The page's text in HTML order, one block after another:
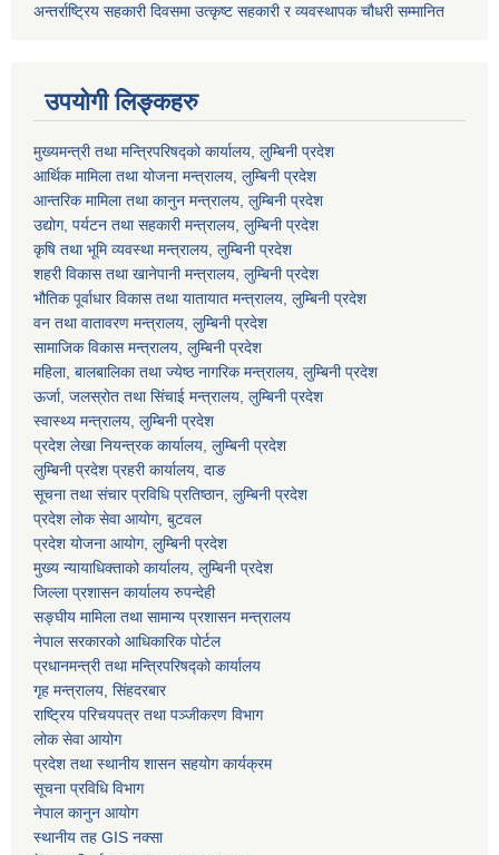
अन्तर्राष्ट्रिय सहकारी दिवसमा उत्कृष्ट सहकारी र व्यवस्थापक चौधरी सम्मानित
उपयोगी लिङ्कहरु
मुख्यमन्त्री तथा मन्त्रिपरिषद्को कार्यालय, लुम्बिनी प्रदेश
आर्थिक मामिला तथा योजना मन्त्रालय, लुम्बिनी प्रदेश
आन्तरिक मामिला तथा कानुन मन्त्रालय, लुम्बिनी प्रदेश
उद्योग, पर्यटन तथा सहकारी मन्त्रालय, लुम्बिनी प्रदेश
कृषि तथा भूमि व्यवस्था मन्त्रालय, लुम्बिनी प्रदेश
शहरी विकास तथा खानेपानी मन्त्रालय, लुम्बिनी प्रदेश
भौतिक पूर्वाधार विकास तथा यातायात मन्त्रालय, लुम्बिनी प्रदेश
वन तथा वातावरण मन्त्रालय, लुम्बिनी प्रदेश
सामाजिक विकास मन्त्रालय, लुम्बिनी प्रदेश
महिला, बालबालिका तथा ज्येष्ठ नागरिक मन्त्रालय, लुम्बिनी प्रदेश
ऊर्जा, जलस्रोत तथा सिंचाई मन्त्रालय, लुम्बिनी प्रदेश
स्वास्थ्य मन्त्रालय, लुम्बिनी प्रदेश
प्रदेश लेखा नियन्त्रक कार्यालय, लुम्बिनी प्रदेश
लुम्बिनी प्रदेश प्रहरी कार्यालय, दाङ
सूचना तथा संचार प्रविधि प्रतिष्ठान, लुम्बिनी प्रदेश
प्रदेश लोक सेवा आयोग, बुटवल
प्रदेश योजना आयोग, लुम्बिनी प्रदेश
मुख्य न्यायाधिक्ताको कार्यालय, लुम्बिनी प्रदेश
जिल्ला प्रशासन कार्यालय रुपन्देही
सङ्घीय मामिला तथा सामान्य प्रशासन मन्त्रालय
नेपाल सरकारको आधिकारिक पोर्टल
प्रधानमन्त्री तथा मन्त्रिपरिषद्को कार्यालय
गृह मन्त्रालय, सिंहदरबार
राष्ट्रिय परिचयपत्र तथा पञ्जीकरण विभाग
लोक सेवा आयोग
प्रदेश तथा स्थानीय शासन सहयोग कार्यक्रम
सूचना प्रविधि विभाग
नेपाल कानुन आयोग
स्थानीय तह GIS नक्सा